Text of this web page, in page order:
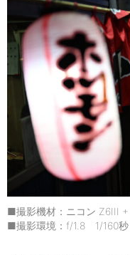
■撮影機材：ニコン Z6III
■撮影環境：f/1.8 1/160